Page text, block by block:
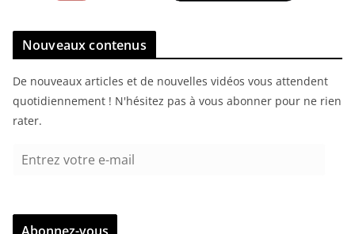
Nouveaux contenus
De nouveaux articles et de nouvelles vidéos vous attendent
quotidiennement ! N'hésitez pas à vous abonner pour ne rien
rater.
r